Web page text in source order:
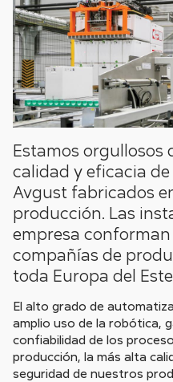
Estamos orgullosos
calidad y eficacia
Avgust fabricados
producción. Las
empresa
compañías de
toda Europa del
El alto grado de
amplio uso de la robótica,
confiabilidad de los
producción, la más alta
seguridad de nuestros